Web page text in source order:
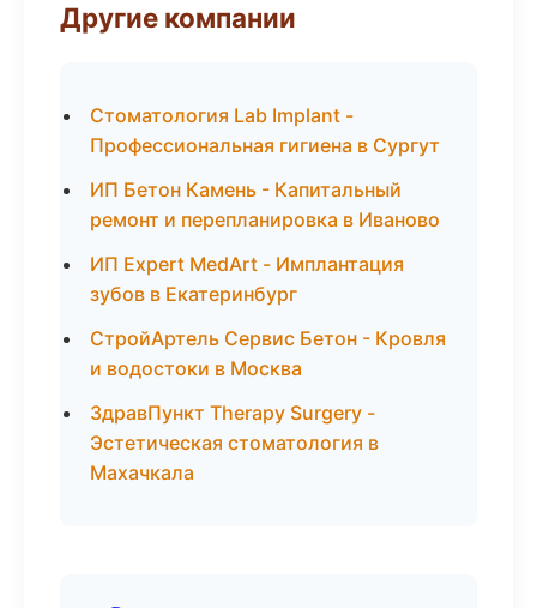
Другие компании
Стоматология Lab Implant -
Профессиональная гигиена в Сургут
ИП Бетон Камень - Капитальный
ремонт и перепланировка в Иваново
ИП Expert MedArt - Имплантация
зубов в Екатеринбург
СтройАртель Сервис Бетон - Кровля
и водостоки в Москва
ЗдравПункт Therapy Surgery -
Эстетическая стоматология в
Махачкала